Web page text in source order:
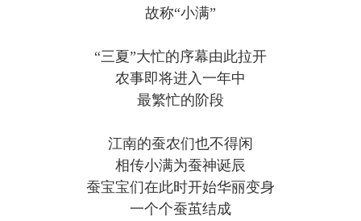
故称“小满”
“三夏”大忙的序幕由此拉开
农事即将进入一年中
最繁忙的阶段
江南的蚕农们也不得闲
相传小满为蚕神诞辰
蚕宝宝们在此时开始华丽变身
一个个蚕茧结成